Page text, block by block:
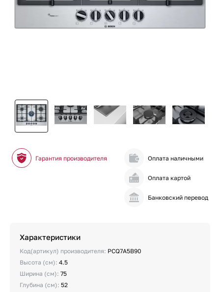
Гарантия производителя Оплата наличными
Оплата картой
Банковский перевод
Характеристики
Код(артикул) производителя: PCQ7A5B90
Высота (см): 4.5
Ширина (см): 75
Глубина (см): 52